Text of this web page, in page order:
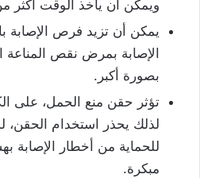
ويمكن أن يأخذ الوقت أكثر
يمكن أن تزيد فرص الإصابة
الإصابة بمرض نقص المناعة
بصورة أكبر.
تؤثر حقن منع الحمل، على
لذلك يحذر استخدام الحقن،
للحماية من أخطار
مبكرة.